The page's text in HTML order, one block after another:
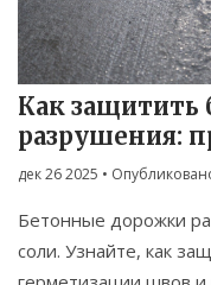
Как
разрушения:
продлить
дек 26 2025 •
Бетонные дорожки
соли. Узнайте, как